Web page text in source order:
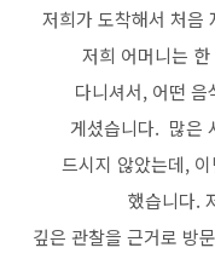
저희가 도착해서 처음
저희 어머니는
다니셔서, 어떤
게셨습니다. 많은
드시지 않았는데,
했습니다.
깊은 관찰을 근거로 방